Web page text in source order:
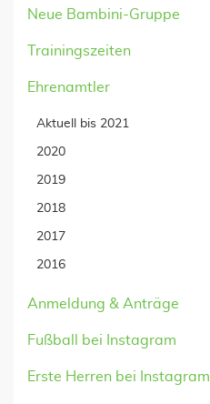
Neue Bambini-Gruppe
Trainingszeiten
Ehrenamtler
Aktuell bis 2021
2020
2019
2018
2017
2016
Anmeldung & Anträge
Fußball bei Instagram
Erste Herren bei Instagram